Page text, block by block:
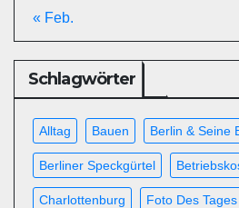
« Feb.
Schlagwörter
Alltag Bauen Berlin & Seine
Berliner Speckgürtel
Charlottenburg Foto Des Tages